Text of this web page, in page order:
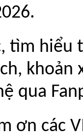
tìm hiểu
khoản
qua
ơn các